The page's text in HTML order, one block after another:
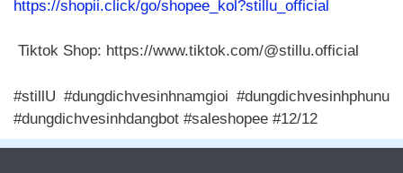
https://shopii.click/go/shopee_kol?stillu_official
Tiktok Shop: https://www.tiktok.com/@stillu.official
#stillU #dungdichvesinhnamgioi #dungdichvesinhphunu
#dungdichvesinhdangbot #saleshopee #12/12